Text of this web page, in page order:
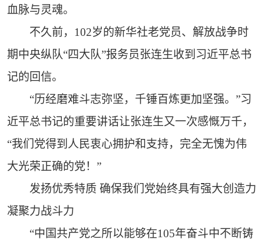
血脉与灵魂。
不久前，102岁的新华社老党员、解放战争时
期中央纵队“四大队”报务员张连生收到习近平总书
记的回信。
“历经磨难斗志弥坚，千锤百炼更加坚强。”习
近平总书记的重要讲话让张连生又一次感慨万千，
“我们党得到人民衷心拥护和支持，完全无愧为伟
大光荣正确的党！”
发扬优秀特质 确保我们党始终具有强大创造力
凝聚力战斗力
“中国共产党之所以能够在105年奋斗中不断铸